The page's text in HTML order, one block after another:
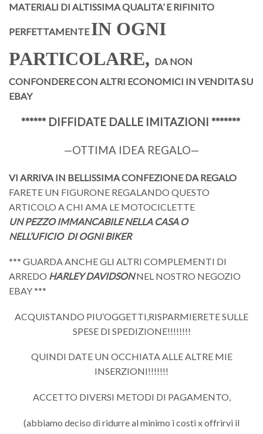
MATERIALI DI ALTISSIMA QUALITA’E RIFINITO
PERFETTAMENTEIN OGNI
PARTICOLARE, DA NON
CONFONDERECON ALTRI ECONOMICI IN VENDITA SU
EBAY
****** DIFFIDATE DALLE IMITAZIONI *******
—OTTIMA IDEA REGALO—
VI ARRIVA IN BELLISSIMA CONFEZIONE DA REGALO
FARETE UN FIGURONE REGALANDO QUESTO
ARTICOLO A CHI AMA LE MOTOCICLETTE
UN PEZZO IMMANCABILE NELLA CASA O
NELL’UFICIO DI OGNI BIKER
*** GUARDA ANCHE GLI ALTRI COMPLEMENTI DI
ARREDO HARLEY DAVIDSONNEL NOSTRO NEGOZIO
EBAY ***
ACQUISTANDO PIU’OGGETTI,RISPARMIERETE SULLE
SPESE DI SPEDIZIONE!!!!!!!!
QUINDI DATE UN OCCHIATA ALLE ALTRE MIE
INSERZIONI!!!!!!!
ACCETTO DIVERSI METODI DI PAGAMENTO,
(abbiamo deciso di ridurre al minimo i costi x offrirvi il